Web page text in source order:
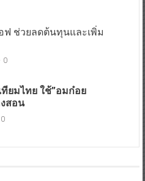
ฟ ช่วยลดต้นทุนและเพิ่ม
0
ทียมไทย ใช้”อมก๋อย
สอน
0